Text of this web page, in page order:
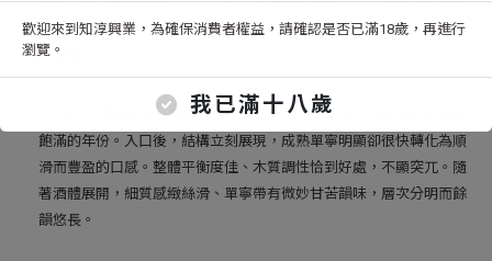
歡迎來到知淳興業，為確保消費者權益，請確認是否已滿18歲，再進行
瀏覽。
我已滿十八歲
與微燉水果的風味。口感發展出完美的平衡，收尾悠長不絕，令人回
味無窮。
【1993】酒色鮮活，帶有濃密的紫紅，預示著這是一個既強勁又風味
飽滿的年份。入口後，結構立刻展現，成熟單寧明顯卻很快轉化為順
滑而豐盈的口感。整體平衡度佳、木質調性恰到好處，不顯突兀。隨
著酒體展開，細質感緻絲滑、單寧帶有微妙甘苦韻味，層次分明而餘
韻悠長。